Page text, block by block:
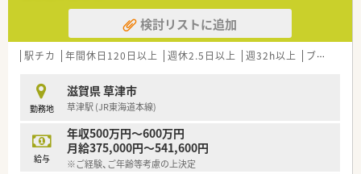
検討リストに追加
駅チカ 年間休日120日以上 週休2.5日以上 週32h以上 ブランク可
勤務地
滋賀県 草津市
草津駅 (JR東海道本線)
給与
年収500万円～600万円
月給375,000円～541,600円
※ご経験、ご年齢等考慮の上決定